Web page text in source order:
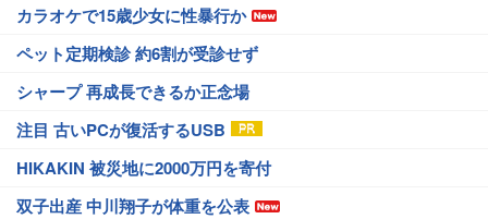
カラオケで15歳少女に性暴行か
ペット定期検診 約6割が受診せず
シャープ 再成長できるか正念場
注目 古いPCが復活するUSB
HIKAKIN 被災地に2000万円を寄付
双子出産 中川翔子が体重を公表